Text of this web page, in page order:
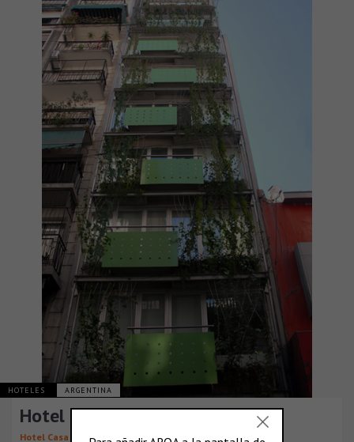
HOTELES ARGENTINA
Hotel Casa Calma
Hotel Casa Calma Carlos Levit ,Miguel Benseñor